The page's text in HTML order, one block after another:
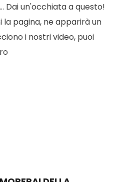
Dai un'occhiata a questo!
la pagina, ne apparirà un
i nostri video, puoi